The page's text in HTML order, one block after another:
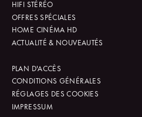
HIFI STÉRÉO
OFFRES SPÉCIALES
HOME CINÉMA HD
ACTUALITÉ & NOUVEAUTÉS
PLAN D'ACCÈS
CONDITIONS GÉNÉRALES
RÉGLAGES DES COOKIES
IMPRESSUM